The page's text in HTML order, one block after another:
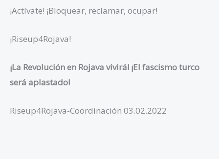
¡Actívate! ¡Bloquear, reclamar, ocupar!
¡Riseup4Rojava!
¡La Revolución en Rojava vivirá! ¡El fascismo turco
será aplastado!
Riseup4Rojava-Coordinación 03.02.2022